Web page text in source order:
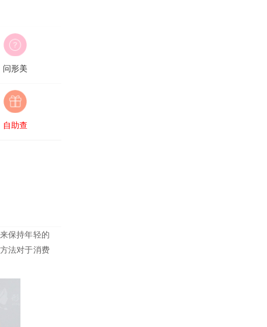
问形美
自助查
保持年轻的
法对于消费